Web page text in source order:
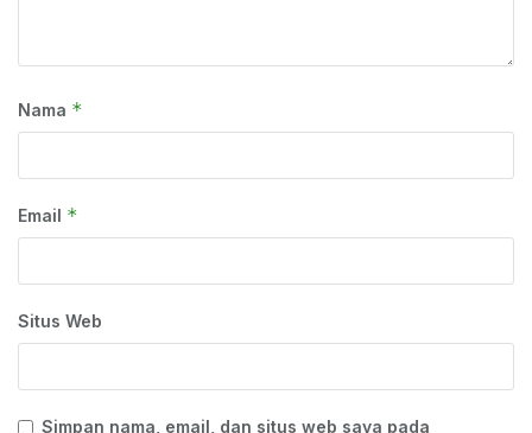
Nama *
Email *
Situs Web
Simpan nama, email, dan situs web saya pada